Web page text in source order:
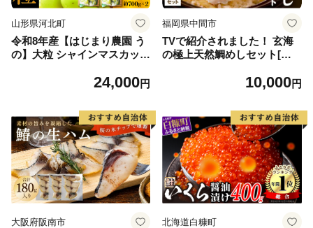
山形県河北町
令和8年産【はじまり農園 う
の】大粒 シャインマスカット
河北町産 【河北町観光物産協
24,000円
福岡県中間市
TVで紹介されました！ 玄海
の極上天然鯛めしセット[鯛
だし]【010-0001】10,000円
大阪府阪南市 北海道白糠町